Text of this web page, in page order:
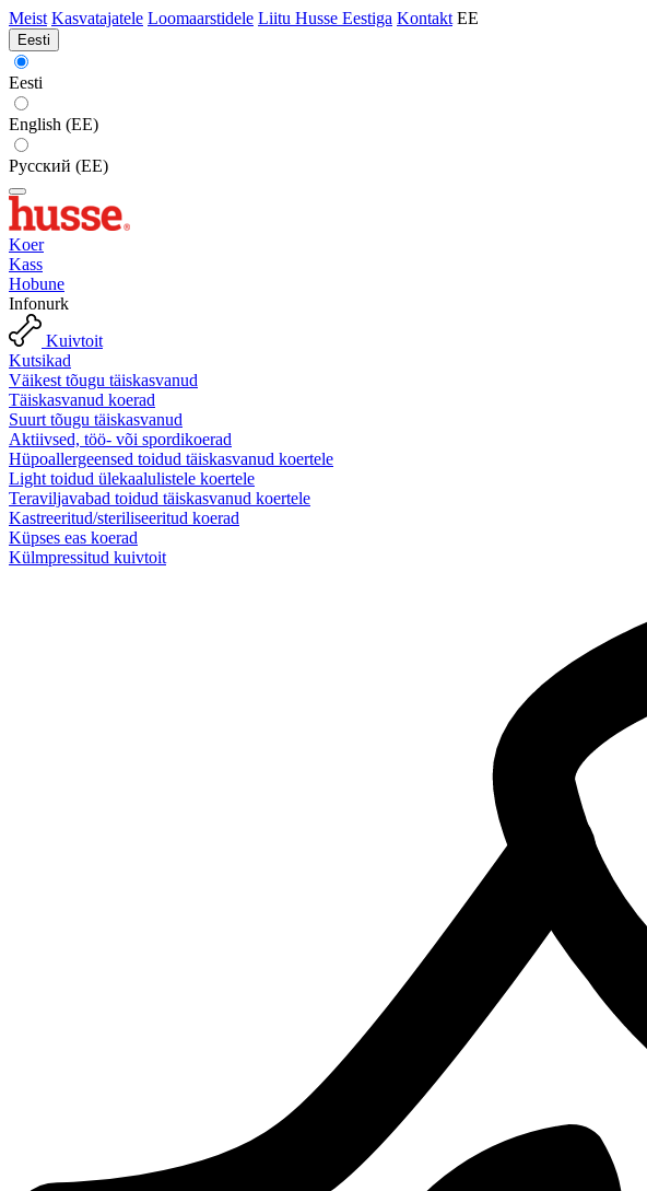
Meist Kasvatajatele Loomaarstidele Liitu Husse Eestiga Kontakt EE
Eesti
Eesti
English (EE)
Русский (EE)
Koer
Kass
Hobune
Infonurk
Kuivtoit
Kutsikad
Väikest tõugu täiskasvanud
Täiskasvanud koerad
Suurt tõugu täiskasvanud
Aktiivsed, töö- või spordikoerad
Hüpoallergeensed toidud täiskasvanud koertele
Light toidud ülekaalulistele koertele
Teraviljavabad toidud täiskasvanud koertele
Kastreeritud/steriliseeritud koerad
Küpses eas koerad
Külmpressitud kuivtoit